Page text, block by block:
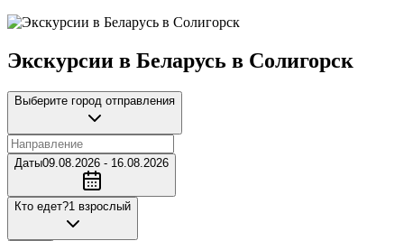
Экскурсии в Беларусь в Солигорск
Выберите город отправления
Даты09.08.2026 - 16.08.2026
Кто едет?1 взрослый